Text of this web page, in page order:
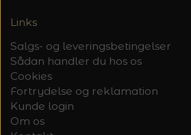
Links
Salgs- og leveringsbetingelser
Sådan handler du hos os
Cookies
Fortrydelse og reklamation
Kunde login
Om os